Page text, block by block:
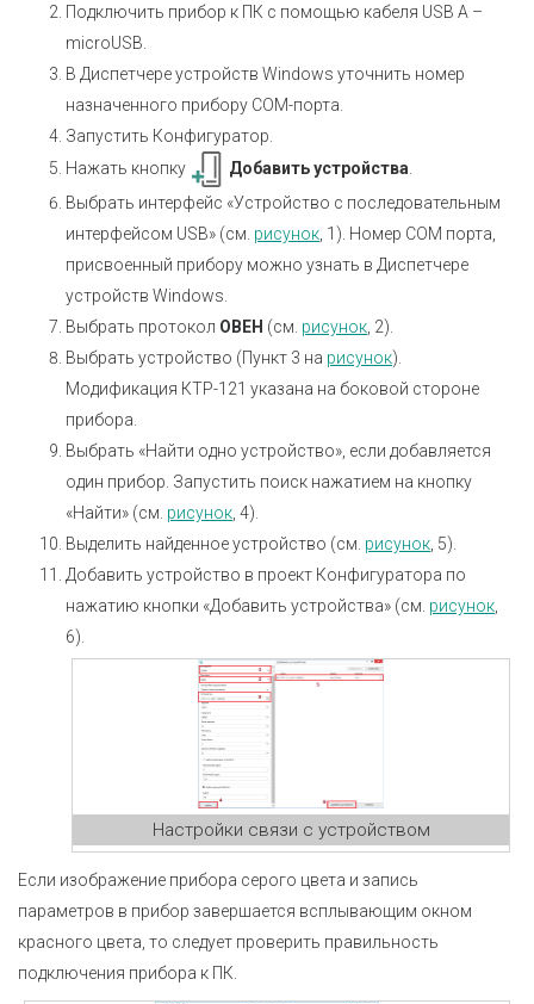
Подключить прибор к ПК с помощью кабеля USB A –
microUSB.
В Диспетчере устройств Windows уточнить номер
назначенного прибору COM-порта.
Запустить Конфигуратор.
Нажать кнопку
Добавить устройства
Выбрать интерфейс «Устройство с последовательным
интерфейсом USB» (см. рисунок , 1). Номер СОМ порта,
присвоенный прибору можно узнать в Диспетчере
устройств Windows.
Выбрать протокол ОВЕН (см. рисунок , 2).
Выбрать устройство (Пункт 3 на рисунок).
Модификация КТР-121 указана на боковой стороне
прибора.
Выбрать «Найти одно устройство», если добавляется
один прибор. Запустить поиск нажатием на кнопку
«Найти» (см. рисунок , 4).
Выделить найденное устройство (см. рисунок , 5).
Добавить устройство в проект Конфигуратора по
нажатию кнопки «Добавить устройства» (см. рисунок
6).
Настройки связи с устройством
Если изображение прибора серого цвета и запись
параметров в прибор завершается всплывающим окном
красного цвета, то следует проверить правильность
подключения прибора к ПК.